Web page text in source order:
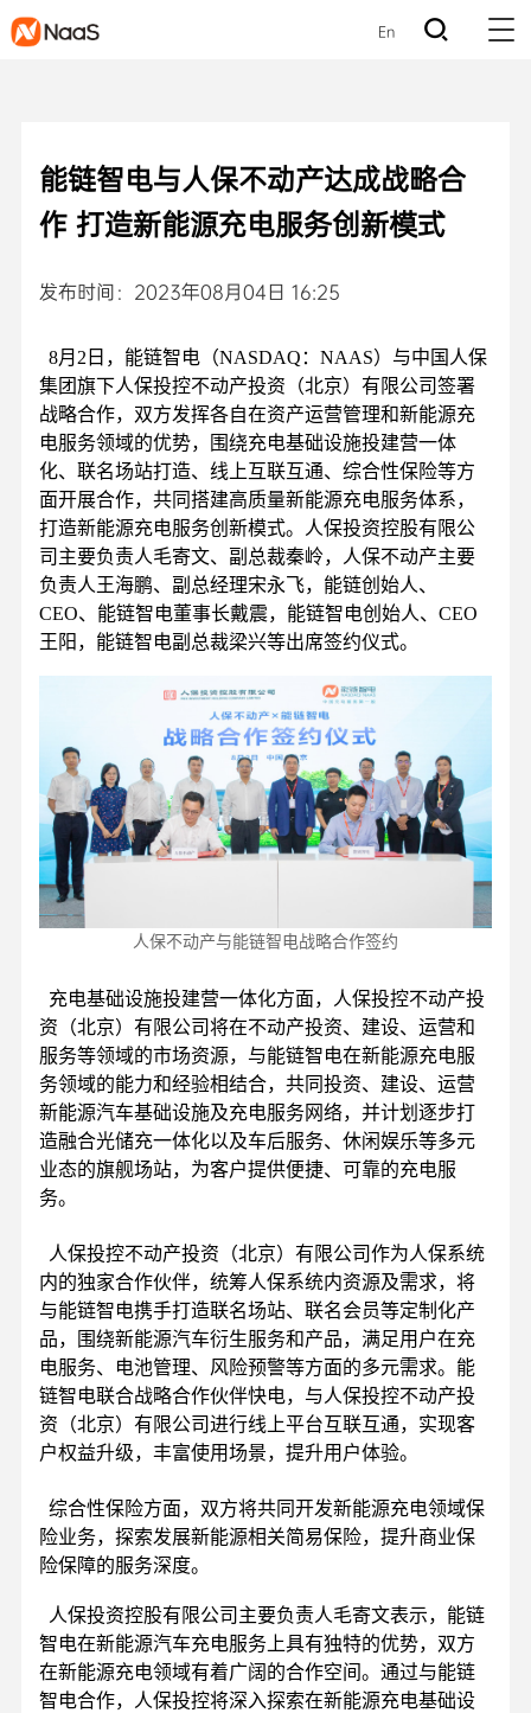
En
能链智电与人保不动产达成战略合
作 打造新能源充电服务创新模式
发布时间：2023年08月04日 16:25
8月2日，能链智电（NASDAQ：NAAS）与中国人保
集团旗下人保投控不动产投资（北京）有限公司签署
战略合作，双方发挥各自在资产运营管理和新能源充
电服务领域的优势，围绕充电基础设施投建营一体
化、联名场站打造、线上互联互通、综合性保险等方
面开展合作，共同搭建高质量新能源充电服务体系，
打造新能源充电服务创新模式。
人保投资控股有限公
司主要负责人毛寄文、副总裁秦岭，人保不动产主要
负责人王海鹏、副总经理宋永飞，能链创始人、
CEO、能链智电董事长戴震，能链智电创始人、CEO
王阳，能链智电副总裁梁兴等出席签约仪式。
人保不动产与能链智电战略合作签约
充电基础设施投建营一体化方面，人保投控不动产投
资（北京）有限公司将在不动产投资、建设、运营和
服务等领域的市场资源，与能链智电在新能源充电服
务领域的能力和经验相结合，共同投资、建设、运营
新能源汽车基础设施及充电服务网络，并计划逐步打
造融合光储充一体化以及车后服务、休闲娱乐等多元
业态的旗舰场站，为客户提供便捷、可靠的充电服
务。
人保投控不动产投资（北京）有限公司作为人保系统
内的独家合作伙伴，统筹人保系统内资源及需求，将
与能链智电携手打造联名场站、联名会员等定制化产
品，围绕新能源汽车衍生服务和产品，满足用户在充
电服务、电池管理、风险预警等方面的多元需求。能
链智电联合战略合作伙伴快电，与人保投控不动产投
资（北京）有限公司进行线上平台互联互通，实现客
户权益升级，丰富使用场景，提升用户体验。
综合性保险方面，双方将共同开发新能源充电领域保
险业务，探索发展新能源相关简易保险，提升商业保
险保障的服务深度。
人保投资控股有限公司主要负责人毛寄文表示，能链
智电在新能源汽车充电服务上具有独特的优势，双方
在新能源充电领域有着广阔的合作空间。通过与能链
智电合作，人保投控将深入探索在新能源充电基础设